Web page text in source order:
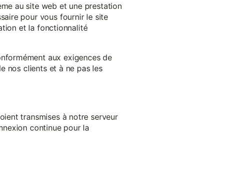
au site web et une prestation
pour vous fournir le site
et la fonctionnalité
aux exigences de
nos clients et à ne pas les
transmises à notre serveur
continue pour la